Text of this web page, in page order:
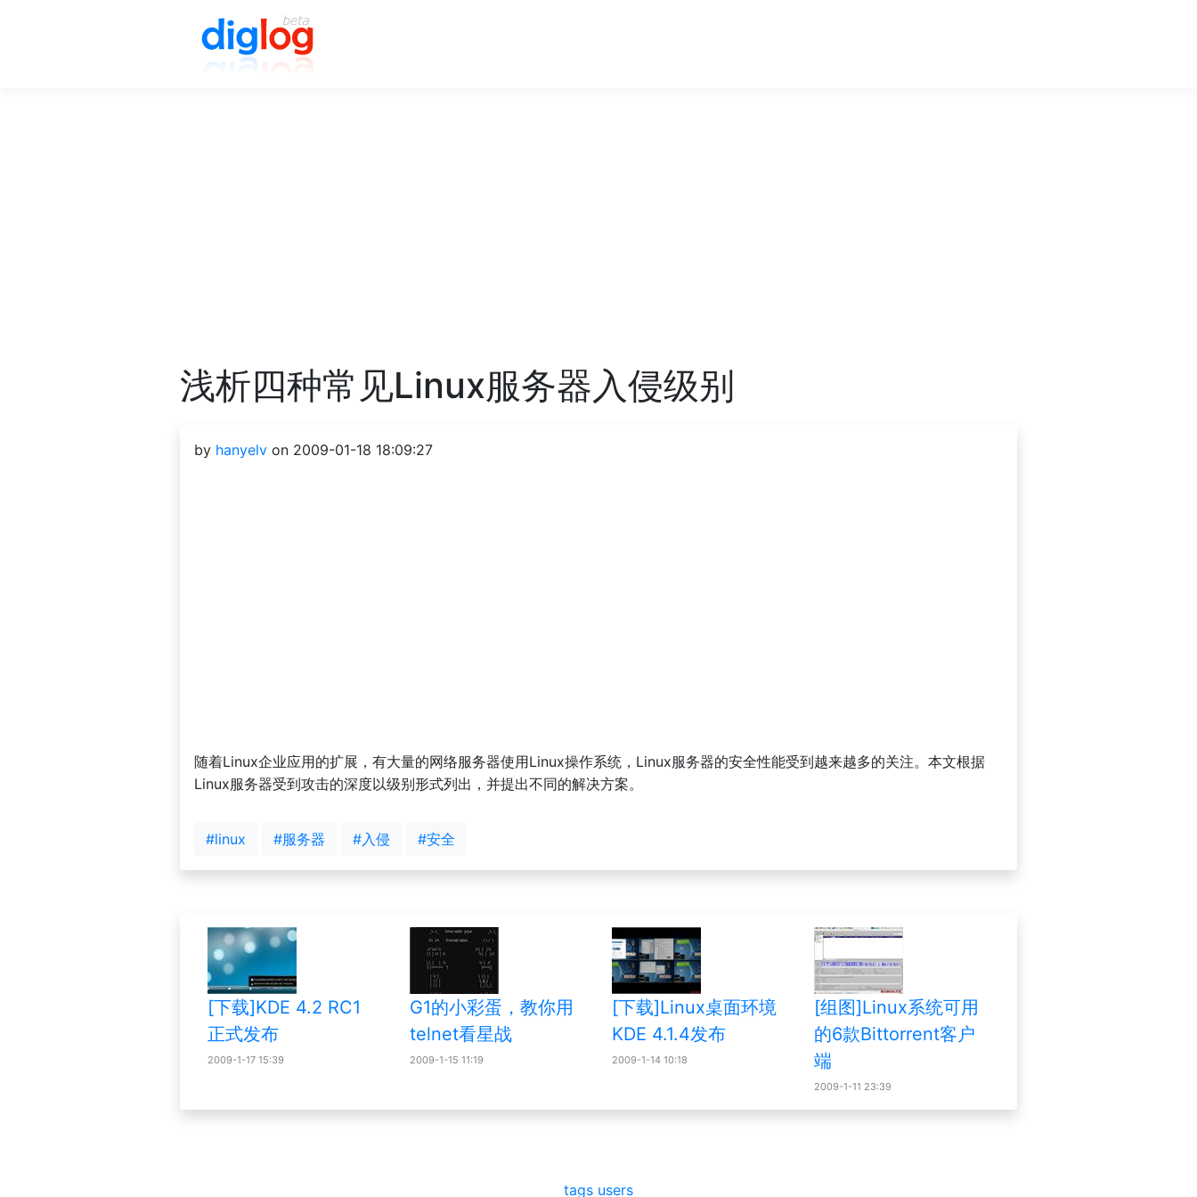
浅析四种常见Linux服务器入侵级别
by hanyelv on 2009-01-18 18:09:27
随着Linux企业应用的扩展，有大量的网络服务器使用Linux操作系统，Linux服务器的安全性能受到越来越多的关注。本文根据
Linux服务器受到攻击的深度以级别形式列出，并提出不同的解决方案。
#linux #服务器 #入侵 #安全
[下载]KDE 4.2 RC1
正式发布
2009-1-17 15:39
G1的小彩蛋，教你用
telnet看星战
2009-1-15 11:19
[下载]Linux桌面环境
KDE 4.1.4发布
2009-1-14 10:18
[组图]Linux系统可用
的6款Bittorrent客户
端
2009-1-11 23:39
tags users